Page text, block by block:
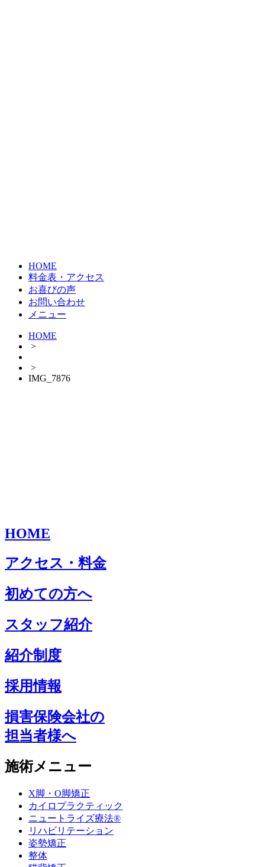
HOME
料金表・アクセス
お喜びの声
お問い合わせ
メニュー
HOME
>
>
IMG_7876
HOME
アクセス・料金
初めての方へ
スタッフ紹介
紹介制度
採用情報
損害保険会社の
担当者様へ
施術メニュー
X脚・O脚矯正
カイロプラクティック
ニュートライズ療法®
リハビリテーション
姿勢矯正
整体